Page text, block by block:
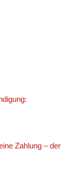
Zahlung – der